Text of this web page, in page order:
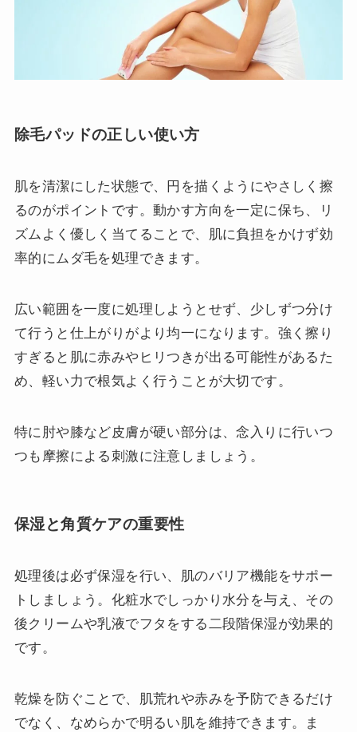
除毛パッドの正しい使い方
肌を清潔にした状態で、円を描くようにやさしく擦
るのがポイントです。動かす方向を一定に保ち、リ
ズムよく優しく当てることで、肌に負担をかけず効
率的にムダ毛を処理できます。
広い範囲を一度に処理しようとせず、少しずつ分け
て行うと仕上がりがより均一になります。強く擦り
すぎると肌に赤みやヒリつきが出る可能性があるた
め、軽い力で根気よく行うことが大切です。
特に肘や膝など皮膚が硬い部分は、念入りに行いつ
つも摩擦による刺激に注意しましょう。
保湿と角質ケアの重要性
処理後は必ず保湿を行い、肌のバリア機能をサポー
トしましょう。化粧水でしっかり水分を与え、その
後クリームや乳液でフタをする二段階保湿が効果的
です。
乾燥を防ぐことで、肌荒れや赤みを予防できるだけ
でなく、なめらかで明るい肌を維持できます。ま